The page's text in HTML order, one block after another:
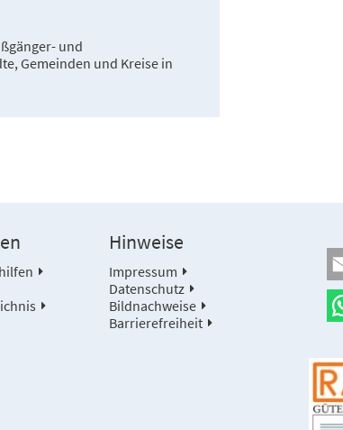
und
Gemeinden und Kreise in
Hinweise
Impressum
Datenschutz
Bildnachweise
Barrierefreiheit